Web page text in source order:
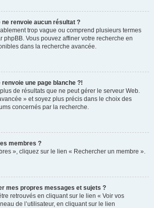
renvoie aucun résultat ?
trop vague ou comprend plusieurs termes
phpBB. Vous pouvez affiner votre recherche en
dans la recherche avancée.
une page blanche ?!
de résultats que ne peut gérer le serveur Web.
» et soyez plus précis dans le choix des
concernés par la recherche.
membres ?
», cliquez sur le lien « Rechercher un membre ».
mes propres messages et sujets ?
retrouvés en cliquant sur le lien « Voir vos
de l’utilisateur, en cliquant sur le lien